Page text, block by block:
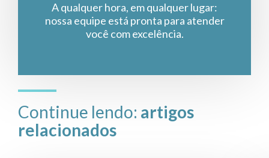
A qualquer hora, em qualquer lugar:
nossa equipe está pronta para atender
você com excelência.
Continue lendo: artigos
relacionados